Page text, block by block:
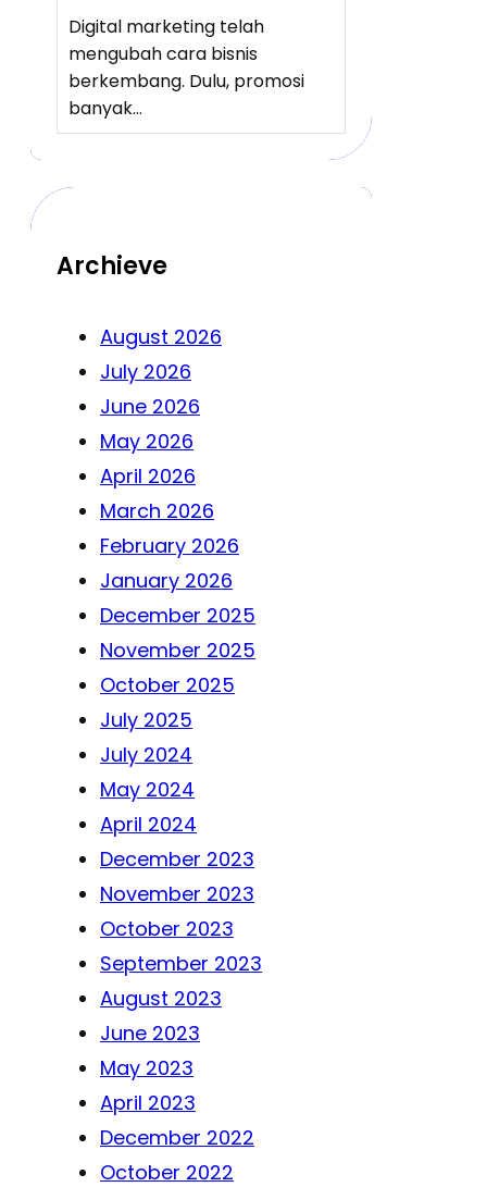
Digital marketing telah
mengubah cara bisnis
berkembang. Dulu, promosi
banyak…
Archieve
August 2026
July 2026
June 2026
May 2026
April 2026
March 2026
February 2026
January 2026
December 2025
November 2025
October 2025
July 2025
July 2024
May 2024
April 2024
December 2023
November 2023
October 2023
September 2023
August 2023
June 2023
May 2023
April 2023
December 2022
October 2022